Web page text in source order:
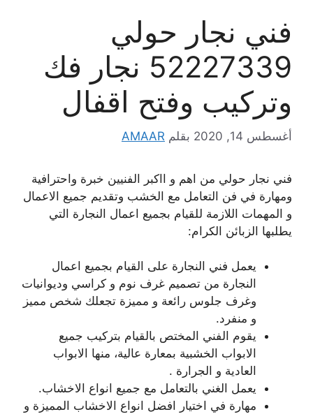
فني نجار حولي
52227339 نجار فك
وتركيب وفتح اقفال
أغسطس 14, 2020 بقلم AMAAR
فني نجار حولي من اهم و ااكبر الفنيين خبرة واحترافية
ومهارة في فن التعامل مع الخشب وتقديم جميع الاعمال
و المهمات اللازمة للقيام بجميع اعمال النجارة التي
يطلبها الزبائن الكرام:
يعمل فني النجارة على القيام بجميع اعمال
النجارة من تصميم غرف نوم و كراسي وديوانيات
وغرف جلوس رائعة و مميزة تجعلك شخص مميز
و منفرد.
يقوم الفني المختص بالقيام بتركيب جميع
الابواب الخشبية بمعارة عالية، منها الابواب
العادية و الجرارة .
يعمل الغني بالتعامل مع جميع انواع الاخشاب.
مهارة في اختيار افضل انواع الاخشاب المميزة و